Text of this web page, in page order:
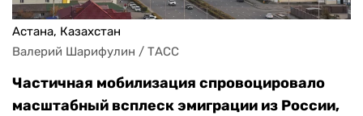
Астана, Казахстан
Валерий Шарифулин / ТАСС
Частичная мобилизация спровоцировало
масштабный всплеск эмиграции из России,